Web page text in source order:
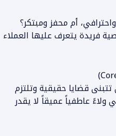
أم محفز ومبتكر؟
فريدة يتعرف عليها العملاء
التجارية التي تتبنى قضايا حقيقية وتلتزم
ولاءً عاطفياً عميقاً لا يقدر